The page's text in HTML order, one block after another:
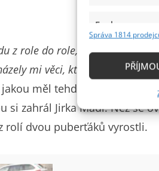
Funkce
Identifikace
základě
Zajištění
Správa 1814
z role do role, a stouplo mi
mi věci, které by mi jindy
měl tehdy představu.
si zahrál Jirka Mádl. Než se
rolí dvou puberťáků vyrostli.